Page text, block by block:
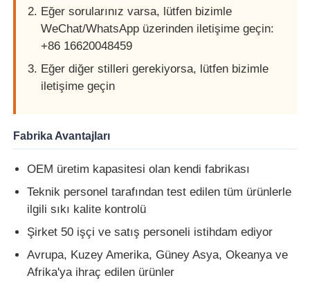
Hakkımızda
Fabrika turu
Bize ulaşın
Haberler
Tüm servis talepleri
Eğer sorularınız varsa, lütfen bizimle
WeChat/WhatsApp üzerinden iletişime geçin:
+86 16620048459
Eğer diğer stilleri gerekiyorsa, lütfen bizimle
iletişime geçin
Fabrika Avantajları
OEM üretim kapasitesi olan kendi fabrikası
Teknik personel tarafından test edilen tüm ürünlerle
ilgili sıkı kalite kontrolü
Şirket 50 işçi ve satış personeli istihdam ediyor
Avrupa, Kuzey Amerika, Güney Asya, Okeanya ve
Afrika'ya ihraç edilen ürünler